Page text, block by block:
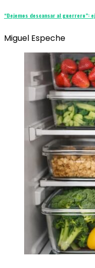
“Dejemos descansar al guerrero”:
Miguel Espeche